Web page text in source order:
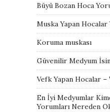
Büyü Bozan Hoca
Muska Yapan
Koruma muskası
Güvenilir Medyum
Vefk Yapan Hocalar –
En İyi Medyumlar
Yorumları Nereden